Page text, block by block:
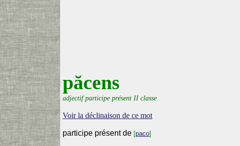
păcens
adjectif participe présent II classe
Voir la déclinaison de ce mot
participe présent de [paco]